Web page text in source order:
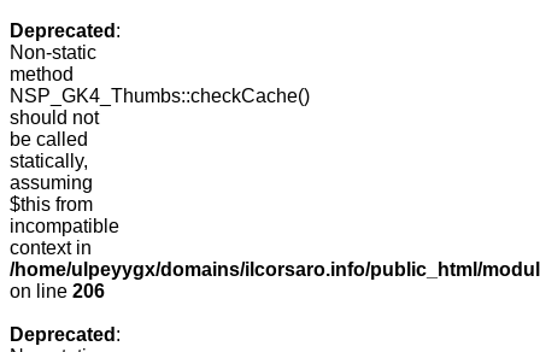
Deprecated :
Non-static
method
NSP_GK4_Thumbs::checkCache()
should not
be called
statically,
assuming
$this from
incompatible
context in
/home/ulpeyygx/domains/ilcorsaro.info/public_html/
on line 206
Deprecated :